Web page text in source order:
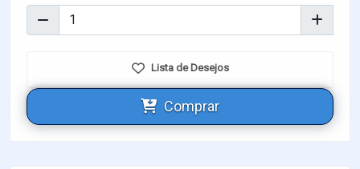
Lista de Desejos
Comprar